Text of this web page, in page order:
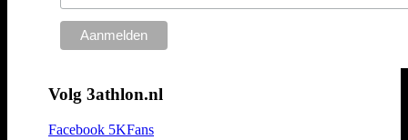
Volg 3athlon.nl
Facebook 5KFans